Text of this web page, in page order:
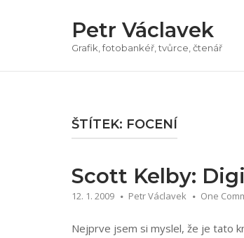
Petr Václavek
Grafik, fotobankéř, tvůrce, čtenář
ŠTÍTEK: FOCENÍ
Scott Kelby:
12. 1. 2009 Petr Václavek One
Nejprve jsem si myslel, že je tato